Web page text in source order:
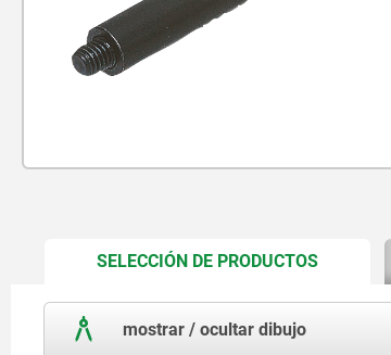
SELECCIÓN DE PRODUCTOSCURRENT
mostrar / ocultar dibujo